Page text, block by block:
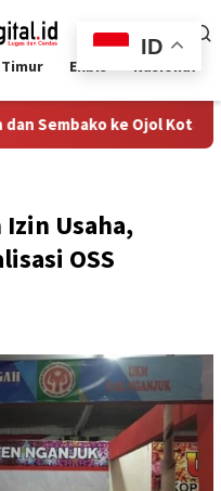
Ekbis Nasional
Ojol Kota Malang
Usaha,
OSS
ID